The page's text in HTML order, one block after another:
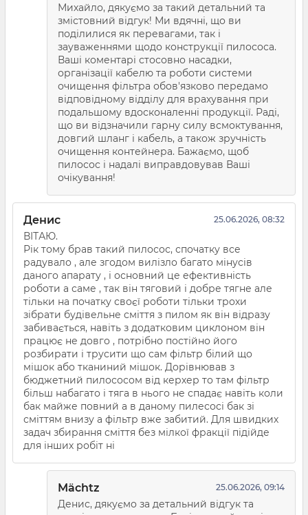
Михайло, дякуємо за такий детальний та
змістовний відгук! Ми вдячні, що ви
поділилися як перевагами, так і
зауваженнями щодо конструкції пилососа.
Ваші коментарі стосовно насадки,
організації кабелю та роботи системи
очищення фільтра обов'язково передамо
відповідному відділу для врахування при
подальшому вдосконаленні продукції. Раді,
що ви відзначили гарну силу всмоктування,
довгий шланг і кабель, а також зручність
очищення контейнера. Бажаємо, щоб
пилосос і надалі виправдовував Ваші
очікування!
Денис 25.06.2026, 08:32
ВІТАЮ.
Рік тому брав такий пилосос, спочатку все
радувало , але згодом вилізло багато мінусів
даного апарату , і основний це ефективність
роботи а саме , так він тяговий і добре тягне але
тільки на початку своєї роботи тільки трохи
зібрати будівельне сміття з пилом як він відразу
забивається, навіть з додатковим циклоном він
працює не довго , потрібно постійно його
розбирати і трусити що сам фільтр білий що
мішок або тканиний мішок. Дорівнював з
бюджетний пилососом від керхер то там фільтр
більш набагато і тяга в нього не спадає навіть коли
бак майже повний а в даному пилесосі бак зі
сміттям внизу а фільтр вже забитий. Для швидких
задач збирання сміття без мілкої фракції підійде
для інших робіт ні
Mächtz 25.06.2026, 09:14
Денис, дякуємо за детальний відгук та